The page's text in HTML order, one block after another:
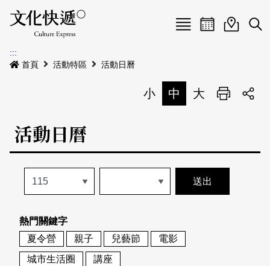
Menu
最新公告
本期專題
歷史專題
活動特區
活動列表
地圖搜尋
關於我們
關於我們
刊物索取地點
會員基本資料
刊登活動
網站導覽 English
活動日曆活動地圖
展
:::
首頁
活動特區 活動日曆
小 中 大 列印
活動日曆
熱門關鍵字
夏令營
親子 兒藝節
電影
城市生活圈
講座